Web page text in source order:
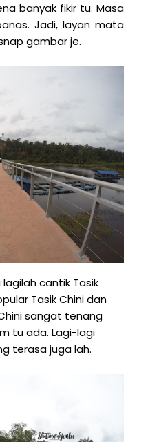
banyak fikir tu. Masa
Jadi, layan mata
gambar je.
cantik Tasik
Tasik Chini dan
sangat tenang
tu ada. Lagi-lagi
terasa juga lah.